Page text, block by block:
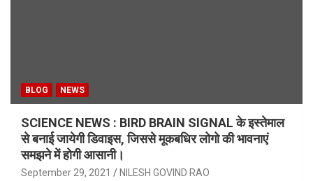
BLOG NEWS
SCIENCE NEWS : BIRD BRAIN SIGNAL के इस्तेमाल
से बनाई जायेगी डिवाइस, जिससे मूकबधिर लोगो की भावनाएं
समझने में होगी आसानी।
September 29, 2021 NILESH GOVIND RAO